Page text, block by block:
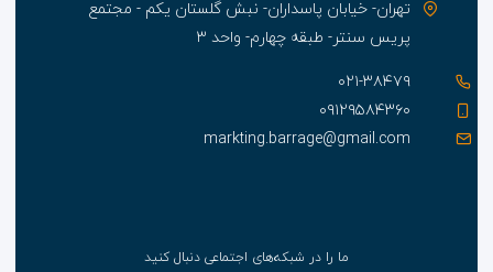
تهران- خیابان پاسداران- نبش گلستان یکم - مجتمع
پریس سنتر- طبقه چهارم- واحد ۳
۰۲۱-۳۸۴۷۹
۰۹۱۲۹۵۸۴۳۶۰
markting.barrage@gmail.com
ما را در شبکه‌های اجتماعی دنبال کنید